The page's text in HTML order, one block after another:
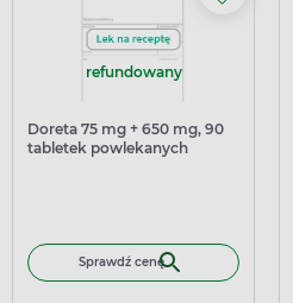
refundowany
Doreta 75 mg + 650 mg, 90
tabletek powlekanych
Sprawdź cenę